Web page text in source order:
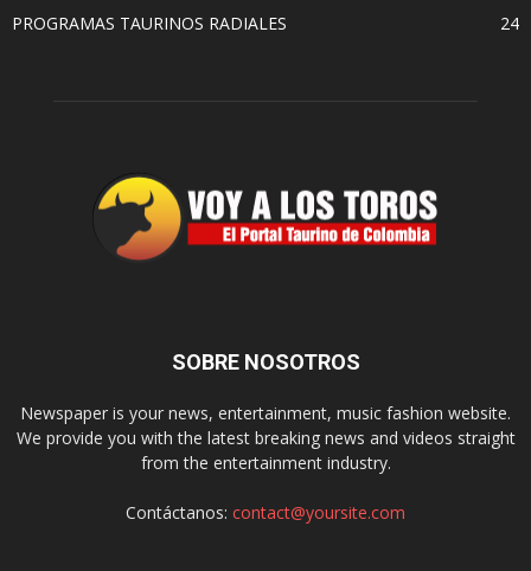
PROGRAMAS TAURINOS RADIALES
24
SOBRE NOSOTROS
Newspaper is your news, entertainment, music fashion website.
We provide you with the latest breaking news and videos straight
from the entertainment industry.
Contáctanos: contact@yoursite.com